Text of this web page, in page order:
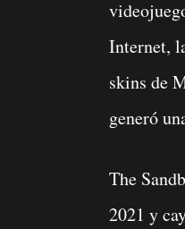
Internet,
skins de
generó
The
2021 y